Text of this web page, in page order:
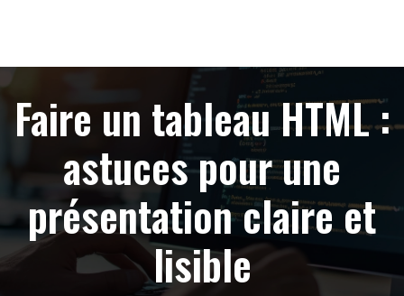
Faire un tableau HTML :
astuces pour une
présentation claire et
lisible